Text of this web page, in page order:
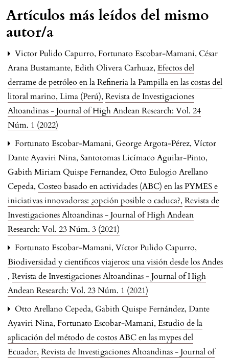
Artículos más leídos del mismo
autor/a
Victor Pulido Capurro, Fortunato Escobar-Mamani, César
Arana Bustamante, Edith Olivera Carhuaz, Efectos del
derrame de petróleo en la Refinería la Pampilla en las costas del
litoral marino, Lima (Perú), Revista de Investigaciones
Altoandinas - Journal of High Andean Research: Vol. 24
Núm. 1 (2022)
Fortunato Escobar-Mamani, George Argota-Pérez, Víctor
Dante Ayaviri Nina, Santotomas Licímaco Aguilar-Pinto,
Gabith Miriam Quispe Fernandez, Otto Eulogio Arellano
Cepeda, Costeo basado en actividades (ABC) en las PYMES e
iniciativas innovadoras: ¿opción posible o caduca?, Revista de
Investigaciones Altoandinas - Journal of High Andean
Research: Vol. 23 Núm. 3 (2021)
Fortunato Escobar-Mamani, Víctor Pulido Capurro,
Biodiversidad y científicos viajeros: una visión desde los Andes
, Revista de Investigaciones Altoandinas - Journal of High
Andean Research: Vol. 23 Núm. 1 (2021)
Otto Arellano Cepeda, Gabith Quispe Fernández, Dante
Ayaviri Nina, Fortunato Escobar-Mamani, Estudio de la
aplicación del método de costos ABC en las mypes del
Ecuador, Revista de Investigaciones Altoandinas - Journal of